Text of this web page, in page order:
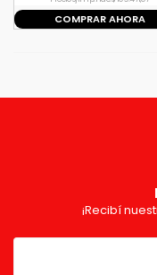
COMPRAR AHORA
¡Recibí